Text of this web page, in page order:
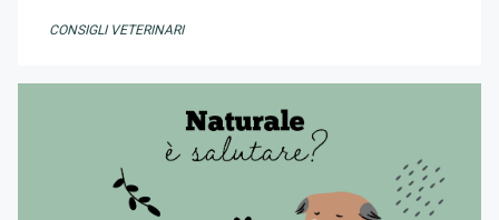
CONSIGLI VETERINARI